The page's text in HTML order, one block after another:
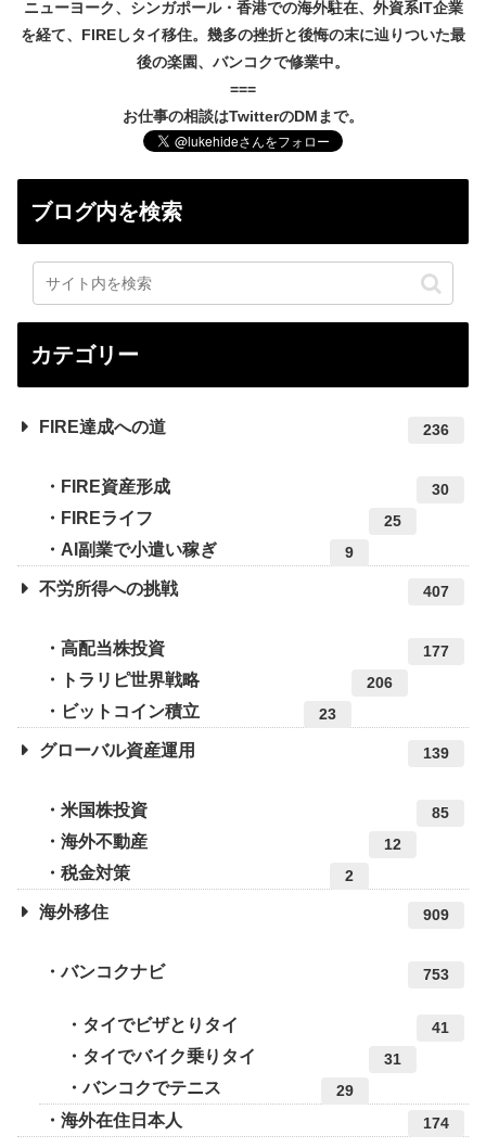
ニューヨーク、シンガポール・香港での海外駐在、外資系IT企業
を経て、FIREしタイ移住。幾多の挫折と後悔の末に辿りついた最
後の楽園、バンコクで修業中。
===
お仕事の相談はTwitterのDMまで。
ブログ内を検索
カテゴリー
FIRE達成への道 236
FIRE資産形成 30
FIREライフ 25
AI副業で小遣い稼ぎ 9
不労所得への挑戦 407
高配当株投資 177
トラリピ世界戦略 206
ビットコイン積立 23
グローバル資産運用 139
米国株投資 85
海外不動産 12
税金対策 2
海外移住 909
バンコクナビ 753
タイでビザとりタイ 41
タイでバイク乗りタイ 31
バンコクでテニス 29
海外在住日本人 174